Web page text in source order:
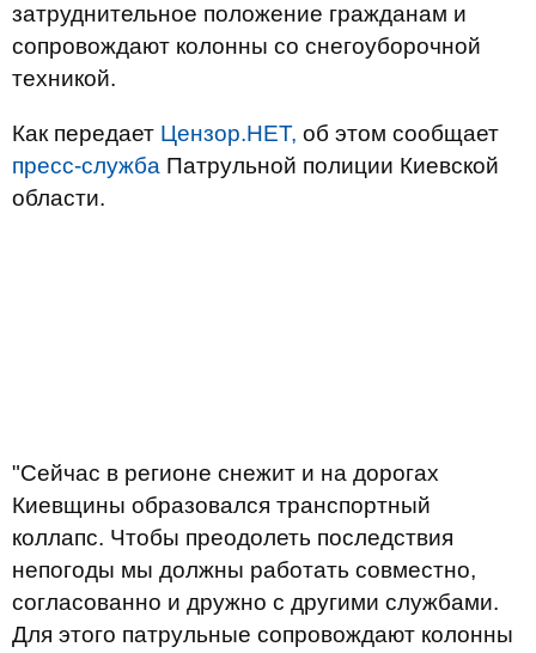
затруднительное положение гражданам и
сопровождают колонны со снегоуборочной
техникой.
Как передает Цензор.НЕТ, об этом сообщает
пресс-служба Патрульной полиции Киевской
области.
"Сейчас в регионе снежит и на дорогах
Киевщины образовался транспортный
коллапс. Чтобы преодолеть последствия
непогоды мы должны работать совместно,
согласованно и дружно с другими службами.
Для этого патрульные сопровождают колонны